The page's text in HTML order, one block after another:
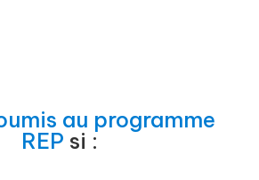
au programme
REP si :